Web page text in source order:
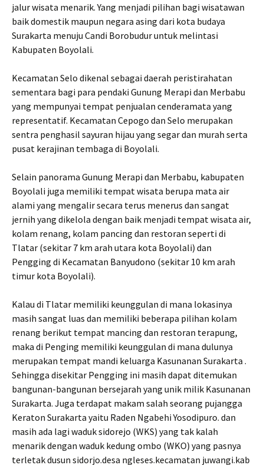
jalur wisata menarik. Yang menjadi pilihan bagi wisatawan
baik domestik maupun negara asing dari kota budaya
Surakarta menuju Candi Borobudur untuk melintasi
Kabupaten Boyolali.
Kecamatan Selo dikenal sebagai daerah peristirahatan
sementara bagi para pendaki Gunung Merapi dan Merbabu
yang mempunyai tempat penjualan cenderamata yang
representatif. Kecamatan Cepogo dan Selo merupakan
sentra penghasil sayuran hijau yang segar dan murah serta
pusat kerajinan tembaga di Boyolali.
Selain panorama Gunung Merapi dan Merbabu, kabupaten
Boyolali juga memiliki tempat wisata berupa mata air
alami yang mengalir secara terus menerus dan sangat
jernih yang dikelola dengan baik menjadi tempat wisata air,
kolam renang, kolam pancing dan restoran seperti di
Tlatar (sekitar 7 km arah utara kota Boyolali) dan
Pengging di Kecamatan Banyudono (sekitar 10 km arah
timur kota Boyolali).
Kalau di Tlatar memiliki keunggulan di mana lokasinya
masih sangat luas dan memiliki beberapa pilihan kolam
renang berikut tempat mancing dan restoran terapung,
maka di Penging memiliki keunggulan di mana dulunya
merupakan tempat mandi keluarga Kasunanan Surakarta .
Sehingga disekitar Pengging ini masih dapat ditemukan
bangunan-bangunan bersejarah yang unik milik Kasunanan
Surakarta. Juga terdapat makam salah seorang pujangga
Keraton Surakarta yaitu Raden Ngabehi Yosodipuro. dan
masih ada lagi waduk sidorejo (WKS) yang tak kalah
menarik dengan waduk kedung ombo (WKO) yang pasnya
terletak dusun sidorjo.desa ngleses.kecamatan juwangi.kab